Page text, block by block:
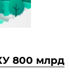
800 млрд